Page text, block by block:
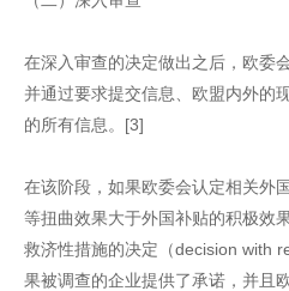
在深入审查的决定做出之后，欧委
并通过要求提交信息、欧盟内外的
的所有信息。[3]
在该阶段，如果欧委会认定相关外
等扭曲效果大于外国补贴的积极效
救济性措施的决定（decision with
果被调查的企业提供了承诺，并且